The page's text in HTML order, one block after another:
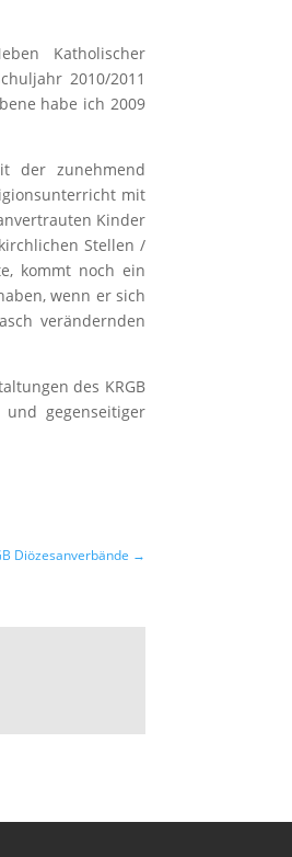
Katholischer
2010/2011
habe ich 2009
der zunehmend
mit
Kinder
Stellen /
kommt noch ein
wenn er sich
verändernden
des KRGB
gegenseitiger
Diözesanverbände →